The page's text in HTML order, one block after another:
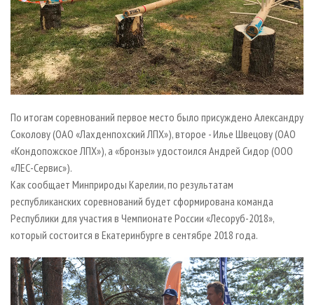
По итогам соревнований первое место было присуждено Александру
Соколову (ОАО «Лахденпохский ЛПХ»), второе - Илье Швецову (ОАО
«Кондопожское ЛПХ»), а «бронзы» удостоился Андрей Сидор (ООО
«ЛЕС-Сервис»).
Как сообщает Минприроды Карелии, по результатам
республиканских соревнований будет сформирована команда
Республики для участия в Чемпионате России «Лесоруб-2018»,
который состоится в Екатеринбурге в сентябре 2018 года.